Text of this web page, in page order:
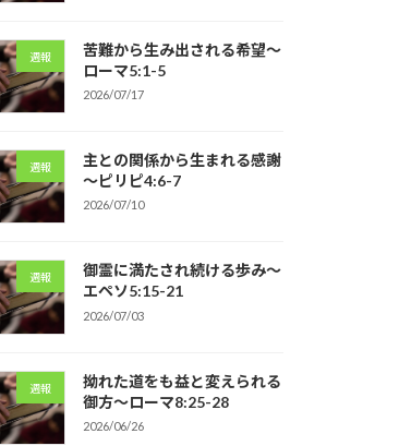
週報
苦難から生み出される希望～
ローマ5:1-5
2026/07/17
週報
主との関係から生まれる感謝
～ピリピ4:6-7
2026/07/10
週報
御霊に満たされ続ける歩み～
エペソ5:15-21
2026/07/03
週報
拗れた道をも益と変えられる
御方～ローマ8:25-28
2026/06/26